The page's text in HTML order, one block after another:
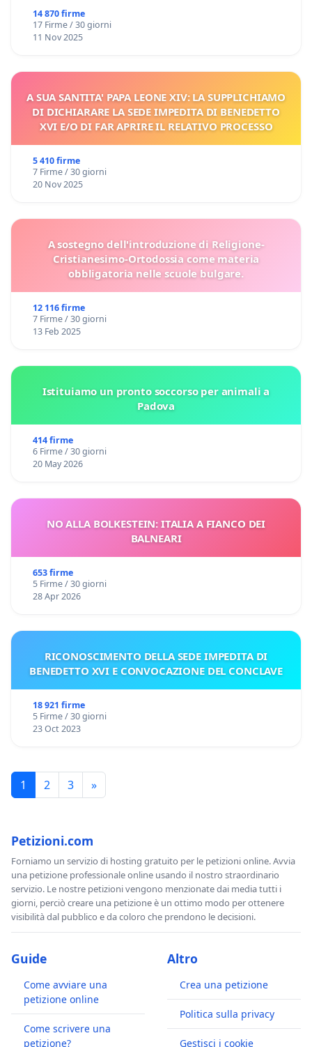
14 870 firme
17 Firme / 30 giorni
11 Nov 2025
A SUA SANTITA' PAPA LEONE XIV: LA SUPPLICHIAMO
DI DICHIARARE LA SEDE IMPEDITA DI BENEDETTO
XVI E/O DI FAR APRIRE IL RELATIVO PROCESSO
5 410 firme
7 Firme / 30 giorni
20 Nov 2025
A sostegno dell'introduzione di Religione-
Cristianesimo-Ortodossia come materia
obbligatoria nelle scuole bulgare.
12 116 firme
7 Firme / 30 giorni
13 Feb 2025
Istituiamo un pronto soccorso per animali a
Padova
414 firme
6 Firme / 30 giorni
20 May 2026
NO ALLA BOLKESTEIN: ITALIA A FIANCO DEI
BALNEARI
653 firme
5 Firme / 30 giorni
28 Apr 2026
RICONOSCIMENTO DELLA SEDE IMPEDITA DI
BENEDETTO XVI E CONVOCAZIONE DEL CONCLAVE
18 921 firme
5 Firme / 30 giorni
23 Oct 2023
1 2 3 »
Petizioni.com
Forniamo un servizio di hosting gratuito per le petizioni online. Avvia
una petizione professionale online usando il nostro straordinario
servizio. Le nostre petizioni vengono menzionate dai media tutti i
giorni, perciò creare una petizione è un ottimo modo per ottenere
visibilità dal pubblico e da coloro che prendono le decisioni.
Guide
Come avviare una
petizione online
Come scrivere una
petizione?
Altro
Crea una petizione
Politica sulla privacy
Gestisci i cookie